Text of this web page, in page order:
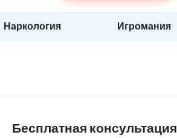
Наркология Игромания
Бесплатная консультация